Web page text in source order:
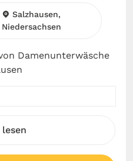
Damenunterwäsche
Salzhausen,
Niedersachsen